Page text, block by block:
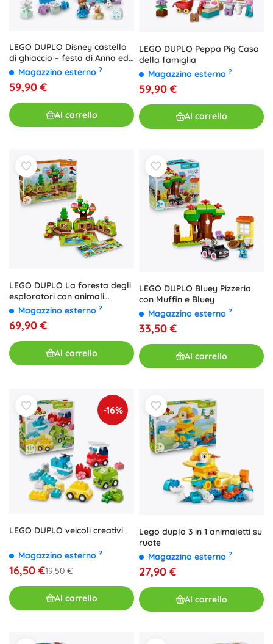
LEGO DUPLO Disney castello
di ghiaccio – festa di Anna ed
ElsaMagazzino esterno ?
59,90 €
Al carrello
LEGO DUPLO Peppa Pig Casa
della famiglia
Magazzino esterno ?
59,90 €
Al carrello
LEGO DUPLO La foresta degli
esploratori con animali
selvatici
Magazzino esterno ?
69,90 €
Al carrello
LEGO DUPLO Bluey Pizzeria
con Muffin e Bluey
Magazzino esterno ?
33,50 €
Al carrello
-16%
LEGO DUPLO veicoli creativi
Magazzino esterno ?
16,50 €19,50 €
Al carrello
Lego duplo 3 in 1 animaletti su
ruote
Magazzino esterno ?
27,90 €
Al carrello